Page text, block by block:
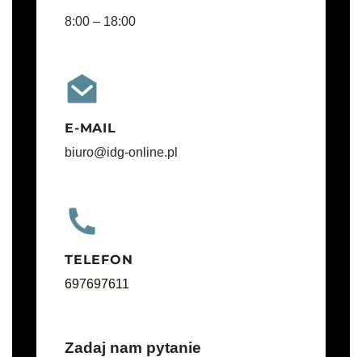
8:00 – 18:00
E-MAIL
biuro@idg-online.pl
TELEFON
697697611
Zadaj nam pytanie